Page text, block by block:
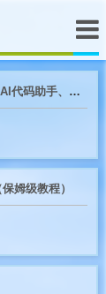
文心快码、通义灵码、腾讯云AI代码助手、豆包MarsCode 四大国产AI编程助
姆级教程）